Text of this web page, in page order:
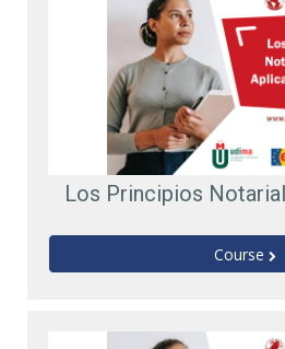
Course